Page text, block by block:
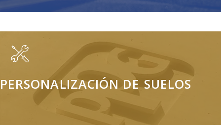
Tratamientos para el hormigón y asfalto que mejoran el agarre
evitando el deslizamiento.
PERSONALIZACIÓN DE SUELOS